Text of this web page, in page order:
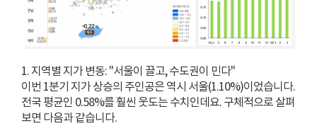
1. 지역별 지가 변동: "서울이 끌고, 수도권이 민다"
이번 1분기 지가 상승의 주인공은 역시 서울(1.10%)이었습니다.
전국 평균인 0.58%를 훨씬 웃도는 수치인데요. 구체적으로 살펴
보면 다음과 같습니다.